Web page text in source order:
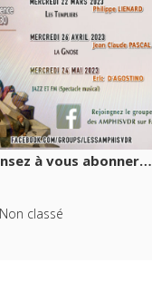
à vous abonner…
Non classé